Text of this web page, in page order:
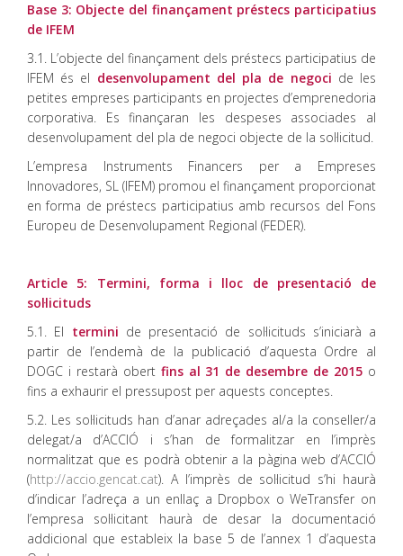
Base 3: Objecte del finançament préstecs participatius
de IFEM
3.1. L’objecte del finançament dels préstecs participatius de
IFEM és el desenvolupament del pla de negoci de les
petites empreses participants en projectes d’emprenedoria
corporativa. Es finançaran les despeses associades al
desenvolupament del pla de negoci objecte de la sol·licitud.
L’empresa Instruments Financers per a Empreses
Innovadores, SL (IFEM) promou el finançament proporcionat
en forma de préstecs participatius amb recursos del Fons
Europeu de Desenvolupament Regional (FEDER).
Article 5: Termini, forma i lloc de presentació de
sol·licituds
5.1. El termini de presentació de sol·licituds s’iniciarà a
partir de l’endemà de la publicació d’aquesta Ordre al
DOGC i restarà obert fins al 31 de desembre de 2015 o
fins a exhaurir el pressupost per aquests conceptes.
5.2. Les sol·licituds han d’anar adreçades al/a la conseller/a
delegat/a d’ACCIÓ i s’han de formalitzar en l’imprès
normalitzat que es podrà obtenir a la pàgina web d’ACCIÓ
(http://accio.gencat.cat). A l’imprès de sol·licitud s’hi haurà
d’indicar l’adreça a un enllaç a Dropbox o WeTransfer on
l’empresa sol·licitant haurà de desar la documentació
addicional que estableix la base 5 de l’annex 1 d’aquesta